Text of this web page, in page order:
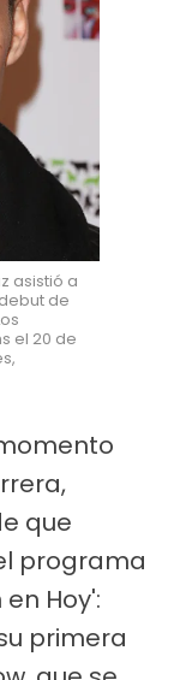
asistió a
de
el 20 de
que
programa
Hoy':
primera